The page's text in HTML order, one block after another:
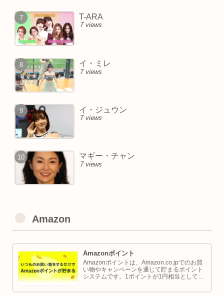
T-ARA
7 views
イ・ミレ
7 views
イ・ジュウン
7 views
マギー・チャン
7 views
Amazon
Amazonポイント
Amazonポイントは、Amazon.co.jpでのお買
い物やキャンペーンを通じて貯まるポイント
システムです。1ポイントが1円相当として、
では Amazon ポイントの使い方と貯め方を解